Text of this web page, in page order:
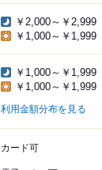
￥2,000～￥2,999
￥1,000～￥1,999
￥1,000～￥1,999
￥1,000～￥1,999
利用金額分布を見る
カード可